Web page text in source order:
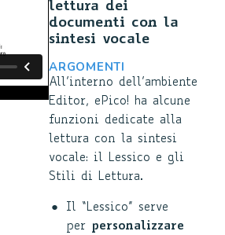
lettura dei
documenti con la
sintesi vocale
ARGOMENTI
All’interno dell’ambiente
Editor, ePico! ha alcune
funzioni dedicate alla
lettura con la sintesi
vocale: il Lessico e gli
Stili di Lettura.
Il “Lessico” serve
per personalizzare